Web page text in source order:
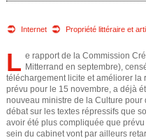
o
u
s
ê
t
Internet Propriété littéraire et
L e rapport de la Commission
Mitterrand en septembre),
téléchargement licite et améliorer
prévu pour le 15 novembre, a déjà
nouveau ministre de la Culture
débat sur les textes répressifs que
avoir été plus compliquée que
sein du cabinet vont par ailleurs